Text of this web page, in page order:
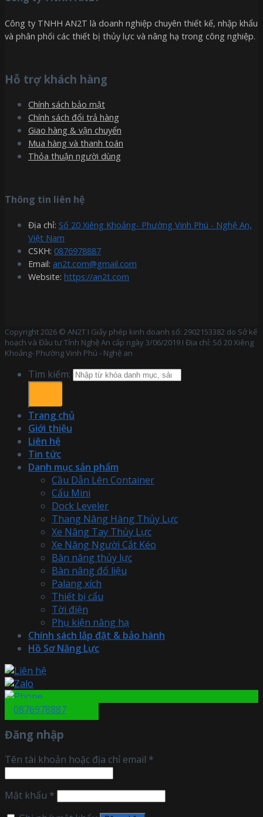
Công ty TNHH AN2T là doanh nghiệp chuyên thiết kế, nhập khẩu
và phân phối các thiết bị thủy lực và nâng hạ trong công nghiệp.
Hỗ trợ khách hàng
Chính sách bảo mật
Chính sách đổi trả hàng
Giao hàng & vận chuyển
Mua hàng và thanh toán
Thỏa thuận người dùng
Thông tin liên hệ
Địa chỉ: Số 20 Xiêng Khoảng- Phường Vinh Phú - Nghệ An,
Việt Nam
CSKH: 0876978887
Email: an2t.com@gmail.com
Website: https://an2t.com
Copyright 2026 © AN2T I Giấy phép kinh doanh số: 2902153382 do Sở kế
hoạch và Đầu tư Tỉnh Nghệ An cấp ngày 3/06/2019 I Địa chỉ: Số 20 Xiêng
Khoảng- Phường Vinh Phú - Nghệ an
Tìm kiếm:
Trang chủ
Giới thiệu
Liên hệ
Tin tức
Danh mục sản phẩm
Cầu Dẫn Lên Container
Cẩu Mini
Dock Leveler
Thang Nâng Hàng Thủy Lực
Xe Nâng Tay Thủy Lực
Xe Nâng Người Cắt Kéo
Bàn nâng thủy lực
Bàn nâng đổ liệu
Palang xích
Thiết bị cẩu
Tời điện
Phụ kiện nâng hạ
Chính sách lắp đặt & bảo hành
Hồ Sơ Năng Lực
0876978887
Đăng nhập
Tên tài khoản hoặc địa chỉ email *
Mật khẩu *